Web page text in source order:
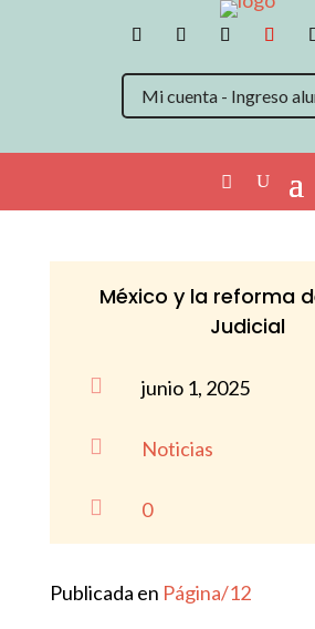
Mi cuenta - Ingreso
México y la reforma
Judicial
 junio 1, 2025
 Noticias
 0
Publicada en Página/12